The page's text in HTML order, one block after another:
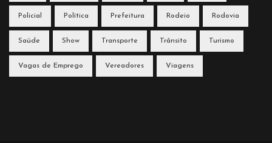
Policial Política Prefeitura Rodeio Rodovia
Saúde Show Transporte Trânsito Turismo
Vagas de Emprego Vereadores Viagens